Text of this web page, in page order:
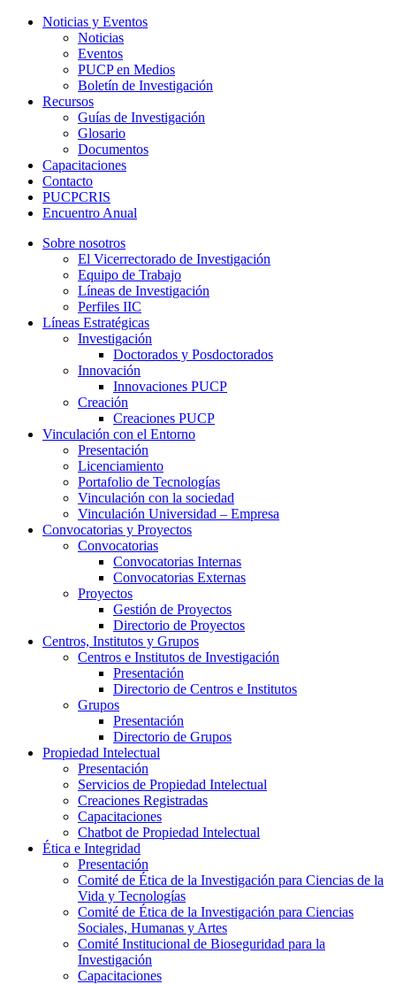
Noticias y Eventos
Noticias
Eventos
PUCP en Medios
Boletín de Investigación
Recursos
Guías de Investigación
Glosario
Documentos
Capacitaciones
Contacto
PUCPCRIS
Encuentro Anual
Sobre nosotros
El Vicerrectorado de Investigación
Equipo de Trabajo
Líneas de Investigación
Perfiles IIC
Líneas Estratégicas
Investigación
Doctorados y Posdoctorados
Innovación
Innovaciones PUCP
Creación
Creaciones PUCP
Vinculación con el Entorno
Presentación
Licenciamiento
Portafolio de Tecnologías
Vinculación con la sociedad
Vinculación Universidad – Empresa
Convocatorias y Proyectos
Convocatorias
Convocatorias Internas
Convocatorias Externas
Proyectos
Gestión de Proyectos
Directorio de Proyectos
Centros, Institutos y Grupos
Centros e Institutos de Investigación
Presentación
Directorio de Centros e Institutos
Grupos
Presentación
Directorio de Grupos
Propiedad Intelectual
Presentación
Servicios de Propiedad Intelectual
Creaciones Registradas
Capacitaciones
Chatbot de Propiedad Intelectual
Ética e Integridad
Presentación
Comité de Ética de la Investigación para Ciencias de la
Vida y Tecnologías
Comité de Ética de la Investigación para Ciencias
Sociales, Humanas y Artes
Comité Institucional de Bioseguridad para la
Investigación
Capacitaciones